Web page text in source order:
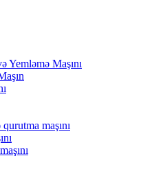
Yemləmə Maşını
maşını